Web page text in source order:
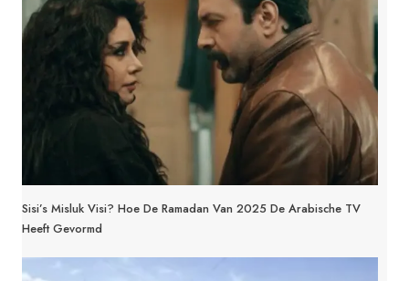
Sisi’s Misluk Visi? Hoe De Ramadan Van 2025 De Arabische TV
Heeft Gevormd